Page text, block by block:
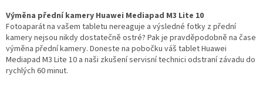
Výměna přední kamery Huawei Mediapad M3 Lite 10
Fotoaparát na vašem tabletu nereaguje a výsledné fotky z přední
kamery nejsou nikdy dostatečně ostré? Pak je pravděpodobně na čase
výměna přední kamery. Doneste na pobočku váš tablet Huawei
Mediapad M3 Lite 10 a naši zkušení servisní technici odstraní závadu do
rychlých 60 minut.